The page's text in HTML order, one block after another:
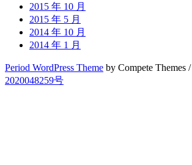
2015 年 10 月
2015 年 5 月
2014 年 10 月
2014 年 1 月
Period WordPress Theme by Compete Themes /
2020048259号